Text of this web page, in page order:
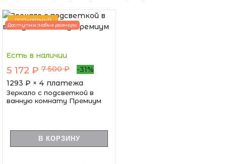
ПОПУЛЯРНЫЙ
Доступны любые размеры
Есть в наличии
5 172 ₽ 7 500 ₽
-31%
1293 ₽ × 4 платежа
Зеркало с подсветкой в
ванную комнату Премиум
В КОРЗИНУ